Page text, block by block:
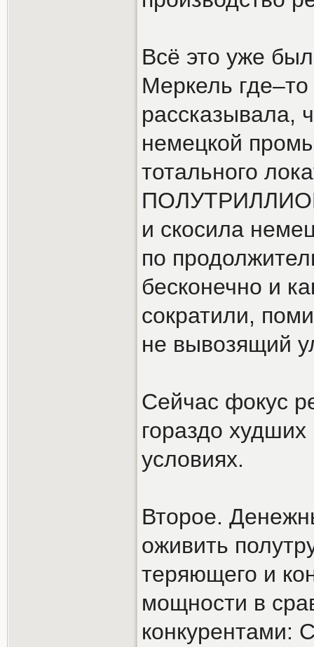
Всё это уже
Меркель
рассказывала,
немецкой
тотального
и скосила
по
бесконечно и
сократили,
не вывозящий
Сейчас фокус
гораздо
условиях.
Второе.
оживить
теряющего и
мощности в
конкурентами: